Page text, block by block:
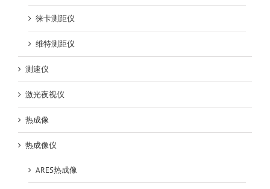
徕卡测距仪
维特测距仪
测速仪
激光夜视仪
热成像
热成像仪
ARES热成像